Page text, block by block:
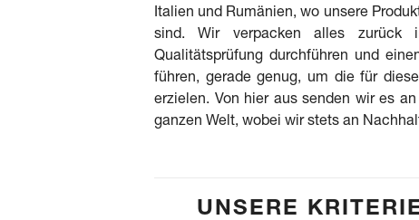
Italien und Rumänien, wo unsere
sind. Wir verpacken alles
Qualitätsprüfung durchführen und
führen, gerade genug, um die für
erzielen. Von hier aus senden wir es
ganzen Welt, wobei wir stets an
UNSERE